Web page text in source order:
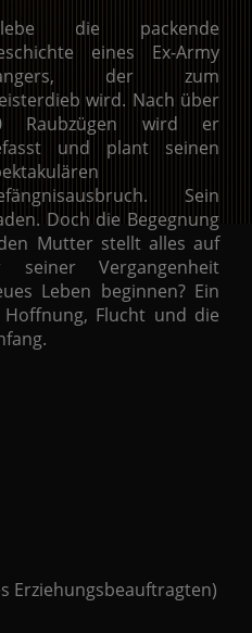
die packende
eines Ex-Army
der zum
wird. Nach über
Raubzügen wird er
und plant seinen
Sein
Doch die Begegnung
Mutter stellt alles auf
Vergangenheit
Leben beginnen? Ein
Flucht und die
Erziehungsbeauftragten)